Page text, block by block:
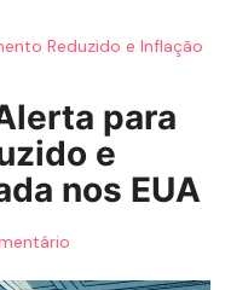
Reduzido e Inflação
para
e
nos EUA